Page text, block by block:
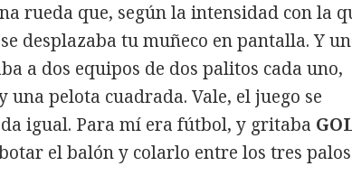
rueda que, según la intensidad con la
desplazaba tu muñeco en pantalla. Y
a dos equipos de dos palitos cada uno,
una pelota cuadrada. Vale, el juego se
igual. Para mí era fútbol, y gritaba
el balón y colarlo entre los tres